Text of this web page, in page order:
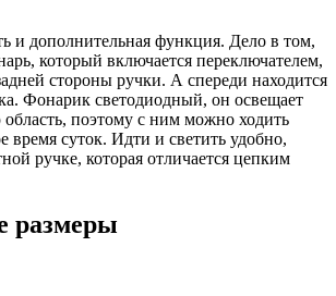
и дополнительная функция. Дело в том,
который включается переключателем,
стороны ручки. А спереди находится
Фонарик светодиодный, он освещает
поэтому с ним можно ходить
время суток. Идти и светить удобно,
ручке, которая отличается цепким
размеры